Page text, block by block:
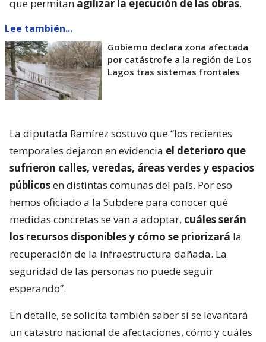
que permitan agilizar la ejecución de las obras.
Lee también...
Gobierno declara zona afectada
por catástrofe a la región de Los
Lagos tras sistemas frontales
La diputada Ramírez sostuvo que “los recientes
temporales dejaron en evidencia el deterioro que
sufrieron calles, veredas, áreas verdes y espacios
públicosen distintas comunas del país. Por eso
hemos oficiado a la Subdere para conocer qué
medidas concretas se van a adoptar, cuáles serán
los recursos disponibles y cómo se priorizará la
recuperación de la infraestructura dañada. La
seguridad de las personas no puede seguir
esperando”.
En detalle, se solicita también saber si se levantará
un catastro nacional de afectaciones, cómo y cuáles